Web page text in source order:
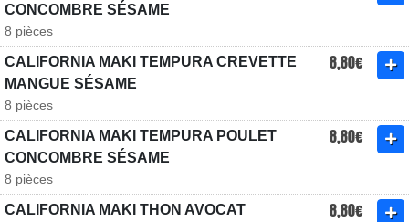
CONCOMBRE SÉSAME
8 pièces
CALIFORNIA MAKI TEMPURA CREVETTE
MANGUE SÉSAME
8,80€
8 pièces
CALIFORNIA MAKI TEMPURA POULET
CONCOMBRE SÉSAME
8,80€
8 pièces
CALIFORNIA MAKI THON AVOCAT
8,80€